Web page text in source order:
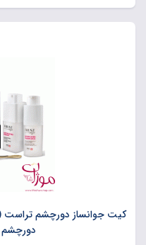
کیت جوانساز دورچشم
دورچشم